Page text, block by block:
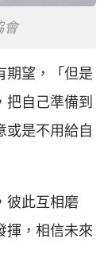
會
期望，「但是
自己準備到
或是不用給自
彼此互相磨
揮，相信未來